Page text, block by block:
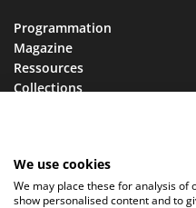
Programmation
Magazine
Ressources
Collections
We use cookies
We may place these for analysis
show personalised content and to